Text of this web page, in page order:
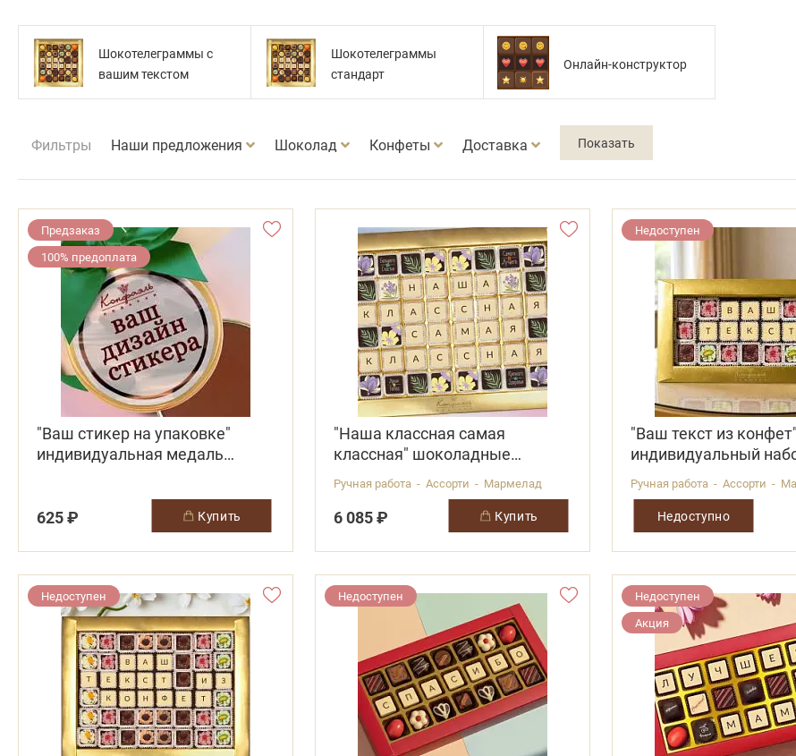
Шокотелеграммы с
вашим текстом
Шокотелеграммы
стандарт
Онлайн-конструктор
Фильтры Наши предложения Шоколад Конфеты Доставка
Предзаказ
100% предоплата
"Ваш стикер на упаковке"
индивидуальная медаль
625 ₽
купить
"Наша классная самая
классная" шоколадные
конфеты 48 конфет
Ручная работа - Ассорти - Мармелад
6 085 ₽ купить
Недоступен
"Ваш текст из конфет"
индивидуальный
конфета
Ручная работа - Ассорти -
Недоступно
Недоступен Недоступен
Недоступен
Акция